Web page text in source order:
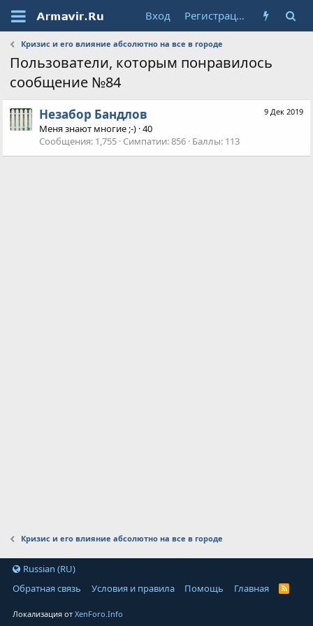
Вход Регистрация
Кризис и его влияние абсолютно на все в городе
Пользователи, которым понравилось
сообщение №84
9 Дек 2019
Незабор Бандлов
Меня знают многие ;-) ·40
Сообщения 1,755 Симпатии 856 Баллы 113
Кризис и его влияние абсолютно на все в городе
Russian (RU)
Обратная связь
Условия и правила Помощь Главная
Локализация отXenForo.Info